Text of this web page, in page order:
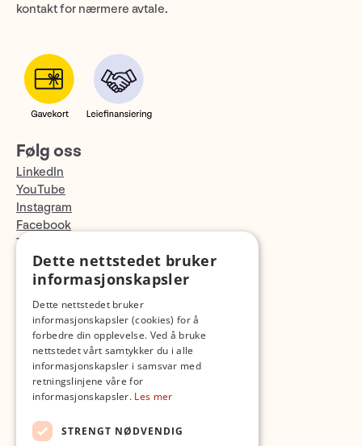
kontakt for nærmere avtale.
Følg oss
LinkedIn
YouTube
Instagram
Facebook
TikTok
Fotopodden
Dette nettstedet bruker
informasjonskapsler
Dette nettstedet bruker
informasjonskapsler (cookies) for å
forbedre din opplevelse. Ved å bruke
nettstedet vårt samtykker du i alle
informasjonskapsler i samsvar med
retningslinjene våre for
informasjonskapsler. Les mer
STRENGT NØDVENDIG